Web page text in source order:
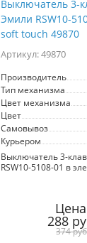
Выключатель 3-
Эмили RSW10-
soft touch 49870
Артикул: 49870
Производитель
Тип механизма
Цвет механизма
Цвет
Самовывоз
Курьером
Выключатель 3-
RSW10-5108-01 в
любой
преимущества
токоведущая288
374